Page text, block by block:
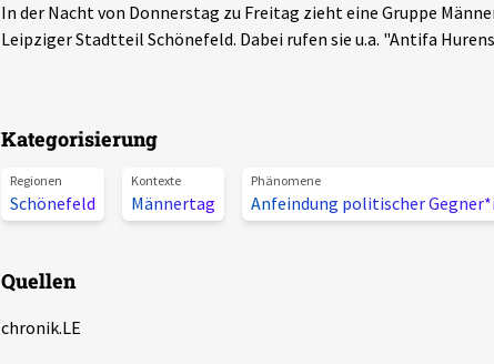
In der Nacht von Donnerstag zu Freitag zieht eine Gruppe
Leipziger Stadtteil Schönefeld. Dabei rufen sie u.a. "Antifa
Kategorisierung
Regionen
Schönefeld
Kontexte
Männertag
Phänomene
Anfeindung politischer
Quellen
chronik.LE